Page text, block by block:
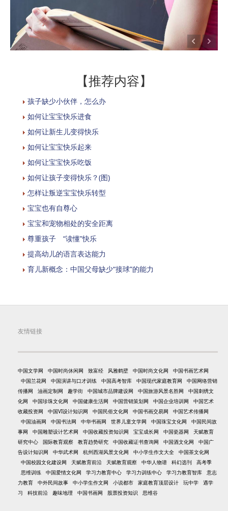
【推荐内容】
孩子缺少小伙伴，怎么办
如何让宝宝快乐进食
如何让新生儿变得快乐
如何让宝宝快乐起来
如何让宝宝快乐吃饭
如何让孩子变得快乐？(图)
怎样让叛逆宝宝快乐转型
宝宝也有自尊心
宝宝和宠物相处的安全距离
尊重孩子 “读懂”快乐
提高幼儿的语言表达能力
育儿新概念：中国父母缺少“接球”的能力
友情链接
中国文学网 中国时尚休闲网 致富经 风雅鹤壁 中国时尚文化网
中国书画艺术网
中国兰花网
中国演讲与口才训练 中国高考智库 中国现代家庭教育网
中国网络营销
传播网
油画定制网 趣学街 中国城市品牌建设网 中国旅游风景名胜网
中国刺绣文
化网
中国珍珠文化网 中国健康生活网 中国营销策划网 中国企业培训网
中国艺术
收藏投资网
中国VI设计知识网 中国民俗文化网 中国书画交易网
中国艺术传播网
中国油画网
中国书法网 中华书画网 世界儿童文学网 中国珠宝文化网
中国民间故
事网
中国雕塑设计艺术网 中国收藏投资知识网 宝宝成长网 中国瓷器网
天赋教育
研究中心
国际教育观察 教育趋势研究 中国收藏证书查询网 中国酒文化网
中国广
告设计知识网
中华武术网 杭州西湖风景文化网 中小学生作文大全
中国茶文化网
中国校园文化建设网
天赋教育前沿 天赋教育观察 中华人物谱 科幻选刊
高考季
思维训练
中国爱情文化网 学习力教育中心 学习力训练中心 学习力教育智库
意志
力教育
中外民间故事 中小学生作文网 小说都市 家庭教育顶层设计 玩中学
遇学
习
科技前沿 趣味地理 中国书画网 股票投资知识 思维谷